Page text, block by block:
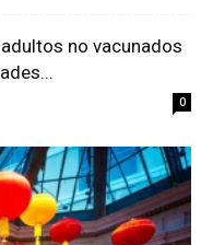
no vacunados
0